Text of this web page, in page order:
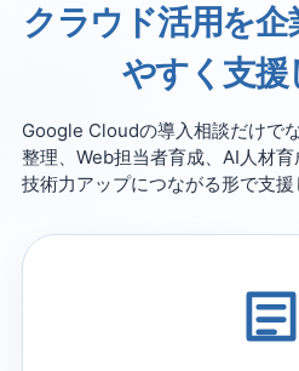
クラウド活用を企
やすく支援
Google Cloudの導入相談だけで
整理、Web担当者育成、AI人材
技術力アップにつながる形で支援